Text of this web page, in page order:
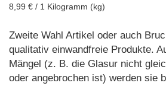
the
gallery
8,99 € / 1 Kilogramm (kg)
Zweite Wahl Artikel oder auch
qualitativ einwandfreie Produkte.
Mängel (z. B. die Glasur nicht
oder angebrochen ist) werden sie